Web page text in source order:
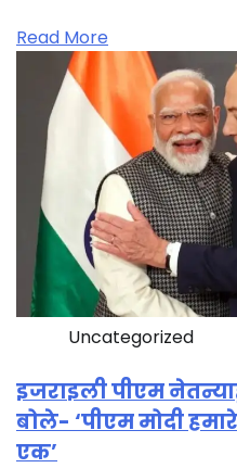
Read More
Uncategorized
इजराइली पीएम
बोले- ‘पीएम मोदी
एक’